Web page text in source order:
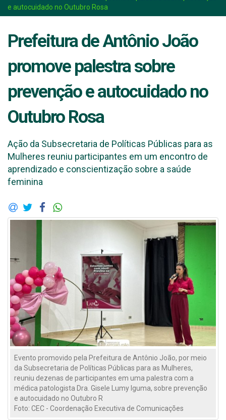
e autocuidado no Outubro Rosa
Prefeitura de Antônio João
promove palestra sobre
prevenção e autocuidado no
Outubro Rosa
Ação da Subsecretaria de Políticas Públicas para as
Mulheres reuniu participantes em um encontro de
aprendizado e conscientização sobre a saúde
feminina
Evento promovido pela Prefeitura de Antônio João, por meio
da Subsecretaria de Políticas Públicas para as Mulheres,
reuniu dezenas de participantes em uma palestra com a
médica patologista Dra. Gisele Lumy Iguma, sobre prevenção
e autocuidado no Outubro R
Foto: CEC - Coordenação Executiva de Comunicações